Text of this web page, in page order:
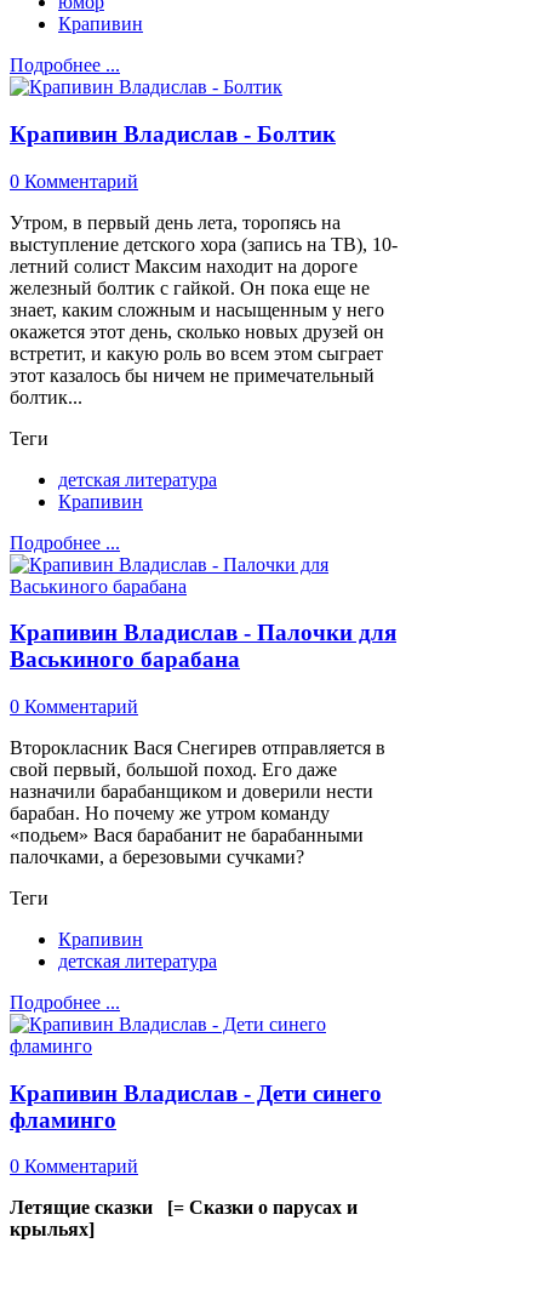
Крапивин
Подробнее ...
Крапивин Владислав - Болтик
0 Комментарий
Утром, в первый день лета, торопясь на
выступление детского хора (запись на ТВ), 10-
летний солист Максим находит на дороге
железный болтик с гайкой. Он пока еще не
знает, каким сложным и насыщенным у него
окажется этот день, сколько новых друзей он
встретит, и какую роль во всем этом сыграет
этот казалось бы ничем не примечательный
болтик...
Теги
детская литература
Крапивин
Подробнее ...
Крапивин Владислав - Палочки для
Васькиного барабана
0 Комментарий
Второкласник Вася Снегирев отправляется в
свой первый, большой поход. Его даже
назначили барабанщиком и доверили нести
барабан. Но почему же утром команду
«подьем» Вася барабанит не барабанными
палочками, а березовыми сучками?
Теги
Крапивин
детская литература
Подробнее ...
Крапивин Владислав - Дети синего
фламинго
0 Комментарий
Летящие сказки [= Сказки о парусах и
крыльях]